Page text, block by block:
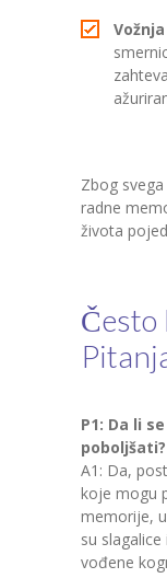
Vožnja
Zbog
radne
života
Često
P1: Da li
poboljšati?
A1: Da,
koje mogu
memorije,
su
vođene